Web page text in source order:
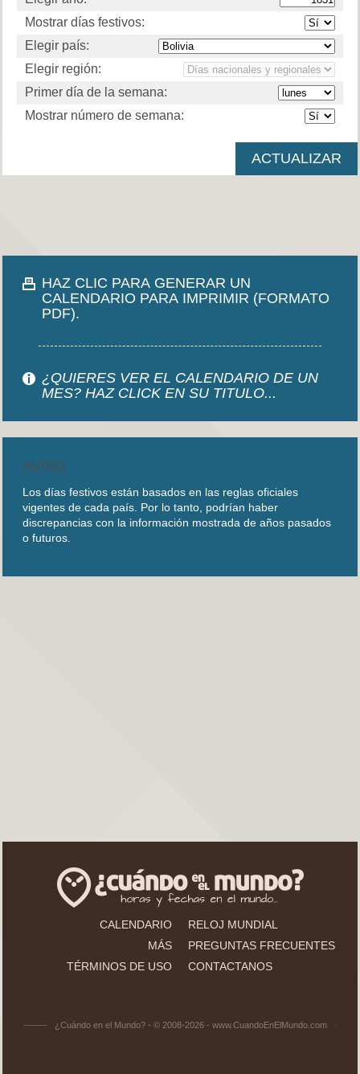
Mostrar días festivos:
Elegir país:
Elegir región:
Primer día de la semana:
Mostrar número de semana:
HAZ CLIC PARA GENERAR UN
CALENDARIO PARA IMPRIMIR (FORMATO
PDF).
¿QUIERES VER EL CALENDARIO DE UN
MES? HAZ CLICK EN SU TITULO...
AVISO
Los días festivos están basados en las reglas oficiales
vigentes de cada país. Por lo tanto, podrían haber
discrepancias con la información mostrada de años pasados
o futuros.
CALENDARIO
RELOJ MUNDIAL
MÁS
PREGUNTAS FRECUENTES
TÉRMINOS DE USO
CONTACTANOS
¿Cuándo en el Mundo? - © 2008-2026 - www.CuandoEnElMundo.com